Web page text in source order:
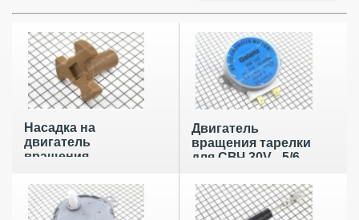
Насадка на
двигатель
вращения
печей H-30 мм
Двигатель
вращения тарелки
для СВЧ 30V - 5/6
5SM-16T, вал
D7/6/14 мм